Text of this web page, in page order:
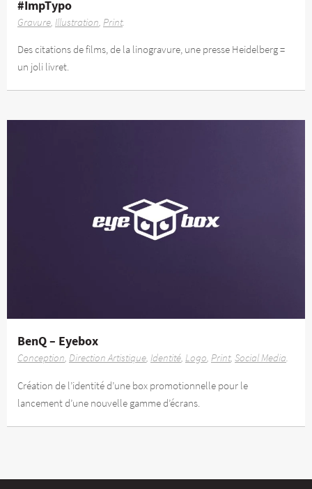
#ImpTypo
Gravure Illustration Print
Des citations de films, de la linogravure, une presse Heidelberg =
un joli livret.
BenQ – Eyebox
Conception Direction Artistique Identité Logo Print Social Media
Création de l’identité d’une box promotionnelle pour le
lancement d’une nouvelle gamme d’écrans.